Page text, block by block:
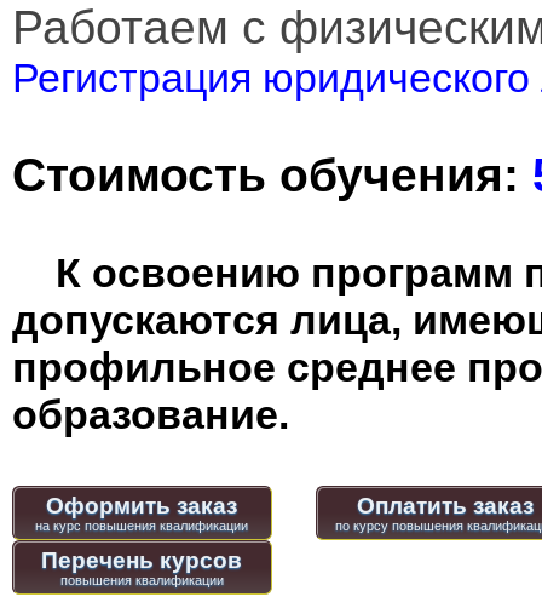
Работаем с
Регистрация
Стоимость обучения:
К освоению программ
допускаются лица,
профильное среднее
образование.
Оформить заказ Оплатить заказ
Перечень курсов
повышения квалификации